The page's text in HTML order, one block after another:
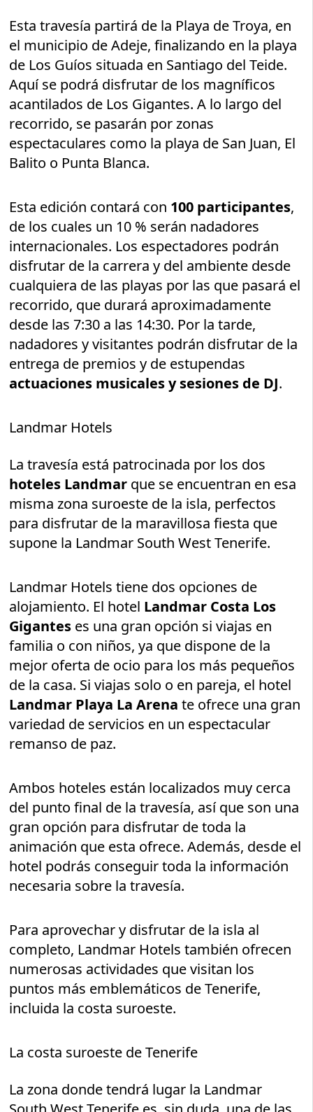
Esta travesía partirá de la Playa de Troya, en
el municipio de Adeje, finalizando en la playa
de Los Guíos situada en Santiago del Teide.
Aquí se podrá disfrutar de los magníficos
acantilados de Los Gigantes. A lo largo del
recorrido, se pasarán por zonas
espectaculares como la playa de San Juan, El
Balito o Punta Blanca.
Esta edición contará con 100 participantes,
de los cuales un 10 % serán nadadores
internacionales. Los espectadores podrán
disfrutar de la carrera y del ambiente desde
cualquiera de las playas por las que pasará el
recorrido, que durará aproximadamente
desde las 7:30 a las 14:30. Por la tarde,
nadadores y visitantes podrán disfrutar de la
entrega de premios y de estupendas
actuaciones musicales y sesiones de DJ.
Landmar Hotels
La travesía está patrocinada por los dos
hoteles Landmar que se encuentran en esa
misma zona suroeste de la isla, perfectos
para disfrutar de la maravillosa fiesta que
supone la Landmar South West Tenerife.
Landmar Hotels tiene dos opciones de
alojamiento. El hotel Landmar Costa Los
Gigantes es una gran opción si viajas en
familia o con niños, ya que dispone de la
mejor oferta de ocio para los más pequeños
de la casa. Si viajas solo o en pareja, el hotel
Landmar Playa La Arena te ofrece una gran
variedad de servicios en un espectacular
remanso de paz.
Ambos hoteles están localizados muy cerca
del punto final de la travesía, así que son una
gran opción para disfrutar de toda la
animación que esta ofrece. Además, desde el
hotel podrás conseguir toda la información
necesaria sobre la travesía.
Para aprovechar y disfrutar de la isla al
completo, Landmar Hotels también ofrecen
numerosas actividades que visitan los
puntos más emblemáticos de Tenerife,
incluida la costa suroeste.
La costa suroeste de Tenerife
La zona donde tendrá lugar la Landmar